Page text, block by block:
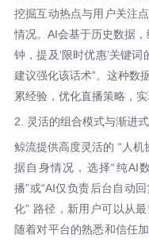
挖掘互动热点与用户关注
情况。AI会基于历史数据
钟，提及‘限时优惠’关键
建议强化该话术”。这种数
累经验，优化直播策略，
2. 灵活的组合模式与渐进
鲸流提供高度灵活的 “人
据自身情况，选择“纯AI
播”或“AI仅负责后台自动
化” 路径，新用户可以从
随着对平台的熟悉和信任